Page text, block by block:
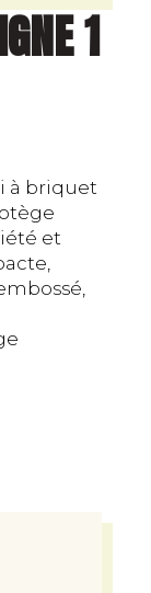
1
à briquet
et